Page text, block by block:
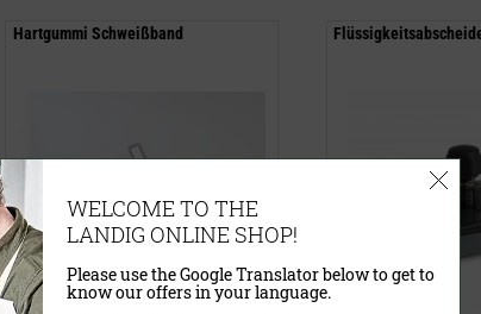
Hartgummi Schweißband
WELCOME TO THE
LANDIG ONLINE SHOP!
Please use the Google Translator below to get to
know our offers in your language.